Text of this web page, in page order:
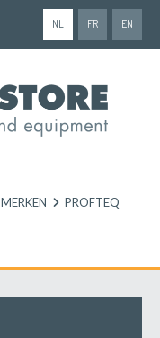
NL FR EN
MERKEN PROFTEQ